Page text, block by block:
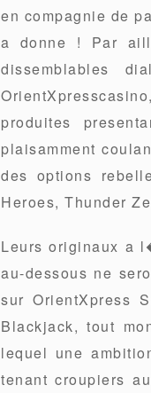
en compagnie de
a donne ! Par
dissemblables
produites
plaisamment
des options
Heroes, Thunder
Leurs originaux a
au-dessous ne
sur OrientXpress
Blackjack, tout
lequel une
tenant croupiers